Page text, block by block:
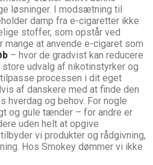
løsninger. I modsætning til
damp fra e-cigaretter ikke
stoffer, som opstår ved
at anvende e-cigaret som
– hvor de gradvist kan reducere
udvalg af nikotinstyrker og
processen i dit eget
af danskere med at finde den
hverdag og behov. For nogle
og gule tænder – for andre er
uden helt at opgive
tilbyder vi produkter og rådgivning,
Hos Smokey dømmer vi ikke